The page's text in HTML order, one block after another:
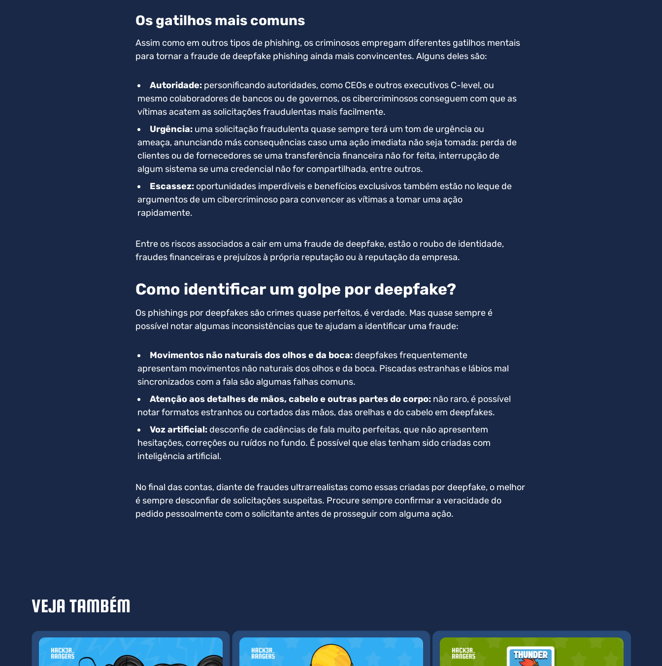
Os gatilhos mais comuns
Assim como em outros tipos de phishing, os criminosos empregam diferentes gatilhos mentais
para tornar a fraude de deepfake phishing ainda mais convincentes. Alguns deles são:
Autoridade: personificando autoridades, como CEOs e outros executivos C-level, ou
mesmo colaboradores de bancos ou de governos, os cibercriminosos conseguem com que as
vítimas acatem as solicitações fraudulentas mais facilmente.
Urgência: uma solicitação fraudulenta quase sempre terá um tom de urgência ou
ameaça, anunciando más consequências caso uma ação imediata não seja tomada: perda de
clientes ou de fornecedores se uma transferência financeira não for feita, interrupção de
algum sistema se uma credencial não for compartilhada, entre outros.
Escassez: oportunidades imperdíveis e benefícios exclusivos também estão no leque de
argumentos de um cibercriminoso para convencer as vítimas a tomar uma ação
rapidamente.
Entre os riscos associados a cair em uma fraude de deepfake, estão o roubo de identidade,
fraudes financeiras e prejuízos à própria reputação ou à reputação da empresa.
Como identificar um golpe por deepfake?
Os phishings por deepfakes são crimes quase perfeitos, é verdade. Mas quase sempre é
possível notar algumas inconsistências que te ajudam a identificar uma fraude:
Movimentos não naturais dos olhos e da boca: deepfakes frequentemente
apresentam movimentos não naturais dos olhos e da boca. Piscadas estranhas e lábios mal
sincronizados com a fala são algumas falhas comuns.
Atenção aos detalhes de mãos, cabelo e outras partes do corpo: não raro, é possível
notar formatos estranhos ou cortados das mãos, das orelhas e do cabelo em deepfakes.
Voz artificial: desconfie de cadências de fala muito perfeitas, que não apresentem
hesitações, correções ou ruídos no fundo. É possível que elas tenham sido criadas com
inteligência artificial.
No final das contas, diante de fraudes ultrarrealistas como essas criadas por deepfake, o melhor
é sempre desconfiar de solicitações suspeitas. Procure sempre confirmar a veracidade do
pedido pessoalmente com o solicitante antes de prosseguir com alguma ação.
VEJA TAMBÉM